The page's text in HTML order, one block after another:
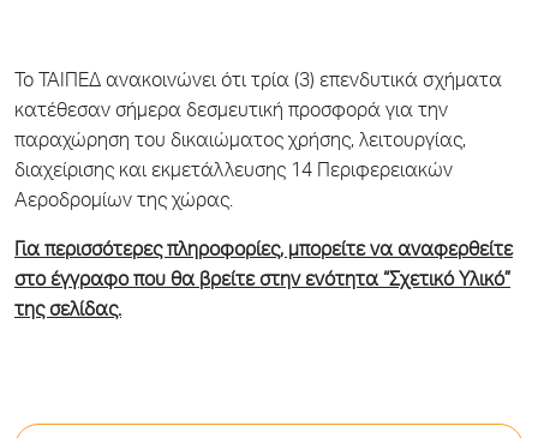
Το ΤΑΙΠΕΔ ανακοινώνει ότι τρία (3) επενδυτικά σχήματα
κατέθεσαν σήμερα δεσμευτική προσφορά για την
παραχώρηση του δικαιώματος χρήσης, λειτουργίας,
διαχείρισης και εκμετάλλευσης 14 Περιφερειακών
Αεροδρομίων της χώρας.
Για περισσότερες πληροφορίες, μπορείτε να αναφερθείτε
στο έγγραφο που θα βρείτε στην ενότητα “Σχετικό Υλικό”
της σελίδας.